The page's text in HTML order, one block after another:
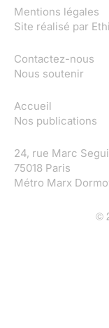
Mentions légales
Site réalisé par
Contactez-nous
Nous soutenir
Accueil
Nos publications
24, rue Marc
75018 Paris
Métro Marx
©